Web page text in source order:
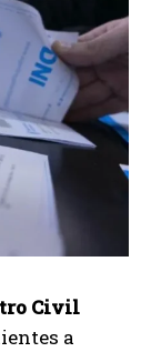
Civil
a